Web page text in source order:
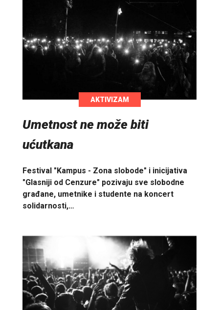
AKTIVIZAM
Umetnost ne može biti
ućutkana
Festival "Kampus - Zona slobode" i inicijativa
"Glasniji od Cenzure" pozivaju sve slobodne
građane, umetnike i studente na koncert
solidarnosti,…